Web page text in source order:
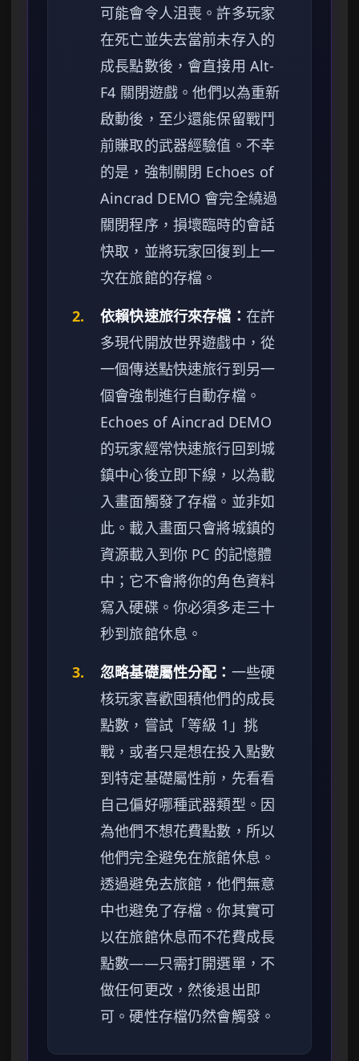
可能會令人沮喪。許多玩家
在死亡並失去當前未存入的
成長點數後，會直接用 Alt-
F4 關閉遊戲。他們以為重新
啟動後，至少還能保留戰鬥
前賺取的武器經驗值。不幸
的是，強制關閉 Echoes of
Aincrad DEMO 會完全繞過
關閉程序，損壞臨時的會話
快取，並將玩家回復到上一
次在旅館的存檔。
2.
依賴快速旅行來存檔： 在許
多現代開放世界遊戲中，從
一個傳送點快速旅行到另一
個會強制進行自動存檔。
Echoes of Aincrad DEMO
的玩家經常快速旅行回到城
鎮中心後立即下線，以為載
入畫面觸發了存檔。並非如
此。載入畫面只會將城鎮的
資源載入到你 PC 的記憶體
中；它不會將你的角色資料
寫入硬碟。你必須多走三十
秒到旅館休息。
3.
忽略基礎屬性分配： 一些硬
核玩家喜歡囤積他們的成長
點數，嘗試「等級 1」挑
戰，或者只是想在投入點數
到特定基礎屬性前，先看看
自己偏好哪種武器類型。因
為他們不想花費點數，所以
他們完全避免在旅館休息。
透過避免去旅館，他們無意
中也避免了存檔。你其實可
以在旅館休息而不花費成長
點數——只需打開選單，不
做任何更改，然後退出即
可。硬性存檔仍然會觸發。